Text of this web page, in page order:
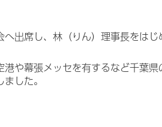
出席し、林（りん）理事長をはじ
や幕張メッセを有するなど千葉県
した。